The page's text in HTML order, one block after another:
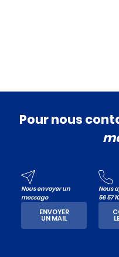
Pour nous
Nous envoyer un
message
ENVOYER
UN MAIL
Nous
56 57 10